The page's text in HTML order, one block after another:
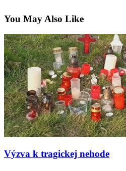
You May Also Like
Výzva k tragickej nehode